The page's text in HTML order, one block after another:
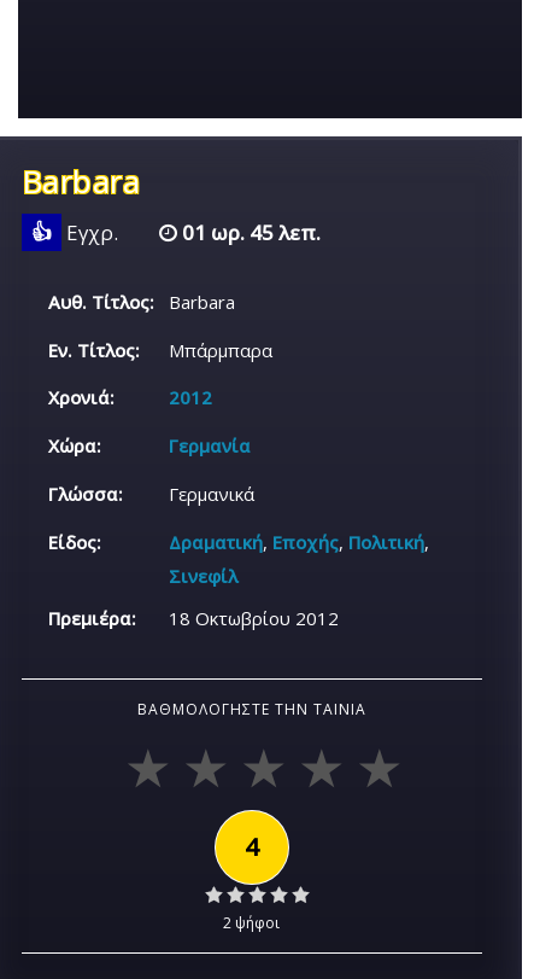
Barbara
👍 Εγχρ. 01 ωρ. 45 λεπ.
Αυθ. Τίτλος:
Barbara
Εν. Τίτλος:
Μπάρμπαρα
Χρονιά:
2012
Χώρα:
Γερμανία
Γλώσσα:
Γερμανικά
Είδος:
Δραματική, Εποχής, Πολιτική,
Σινεφίλ
Πρεμιέρα:
18 Οκτωβρίου 2012
ΒΑΘΜΟΛΟΓΉΣΤΕ ΤΗΝ ΤΑΙΝΊΑ
4
2 ψήφοι